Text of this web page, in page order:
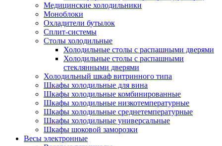
Медицинские холодильники
Моноблоки
Охладители бутылок
Сплит-системы
Столы холодильные
Холодильные столы с распашными дверями
Холодильные столы с распашными
стеклянными дверями
Холодильный шкаф витринного типа
Шкафы холодильные для вина
Шкафы холодильные комбинированные
Шкафы холодильные низкотемпературные
Шкафы холодильные среднетемпературные
Шкафы холодильные универсальные
Шкафы шоковой заморозки
Весы электронные